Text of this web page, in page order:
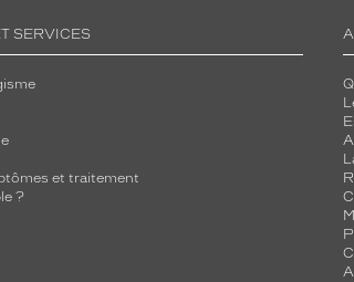
SERVICES
et traitement
?